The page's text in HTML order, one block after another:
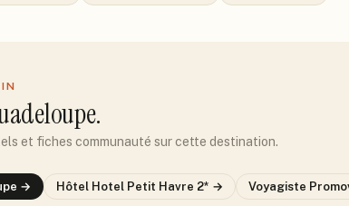
.
et fiches communauté sur cette destination.
→ Hôtel Hotel Petit Havre 2* → Voyagiste